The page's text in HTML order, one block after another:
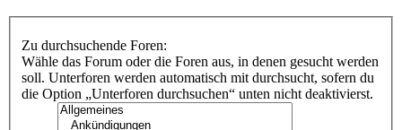
Zu durchsuchende Foren:
Wähle das Forum oder die Foren aus, in denen gesucht werden
soll. Unterforen werden automatisch mit durchsucht, sofern du
die Option „Unterforen durchsuchen“ unten nicht deaktivierst.